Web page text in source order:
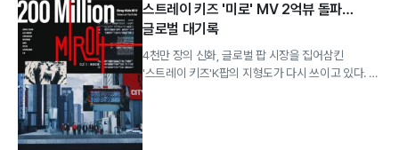
스트레이 키즈 '미로' MV 2억뷰 돌파…
글로벌 대기록
4천만 장의 신화, 글로벌 팝 시장을 집어삼킨
'스트레이 키즈'K팝의 지형도가 다시 쓰이고 있다. 그